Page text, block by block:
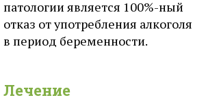
патологии является 100%-ный
отказ от употребления алкоголя
в период беременности.
Лечение